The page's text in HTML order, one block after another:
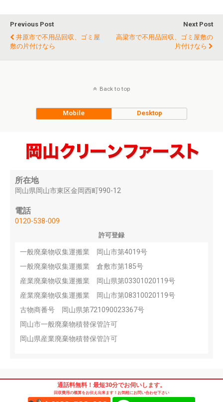
Previous Post
井原市で不用品回収、ゴミ屋
敷の片付けなら
Next Post
高梁市で不用品回収、ゴミ屋敷の
片付けなら
Back to top
Mobile Desktop
所在地
岡山県岡山市東区金岡西町990-12
電話
0120-538-009
許可登録
一般廃棄物収集運搬業 岡山市第4019号
一般廃棄物収集運搬業 倉敷市第185号
産業廃棄物収集運搬業 岡山県第03301020119号
産業廃棄物収集運搬業 岡山市第08310020119号
古物商番号 岡山県第721090023367号
岡山市一般廃棄物積替保管許可
岡山県産業廃棄物積替保管許可
通話料無料！最短30分でお伺いします。
回収費用の概算をお伝え出来ます！お気軽にお問い合わせ下さい